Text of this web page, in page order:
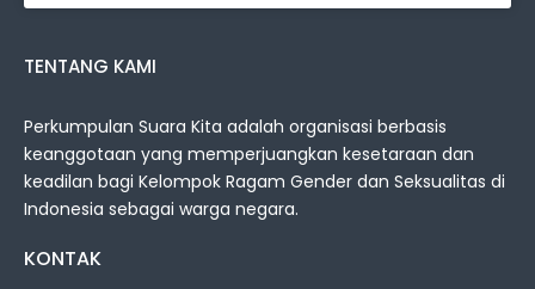
TENTANG KAMI
Perkumpulan Suara Kita adalah organisasi berbasis
keanggotaan yang memperjuangkan kesetaraan dan
keadilan bagi Kelompok Ragam Gender dan Seksualitas di
Indonesia sebagai warga negara.
KONTAK